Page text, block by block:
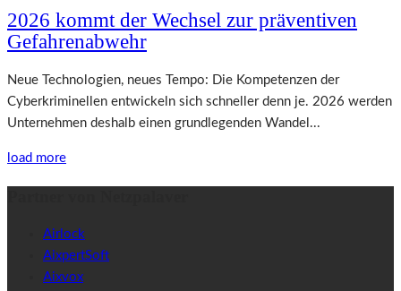
2026 kommt der Wechsel zur präventiven
Gefahrenabwehr
Neue Technologien, neues Tempo: Die Kompetenzen der
Cyberkriminellen entwickeln sich schneller denn je. 2026 werden
Unternehmen deshalb einen grundlegenden Wandel...
load more
Airlock
AixpertSoft
Aixvox